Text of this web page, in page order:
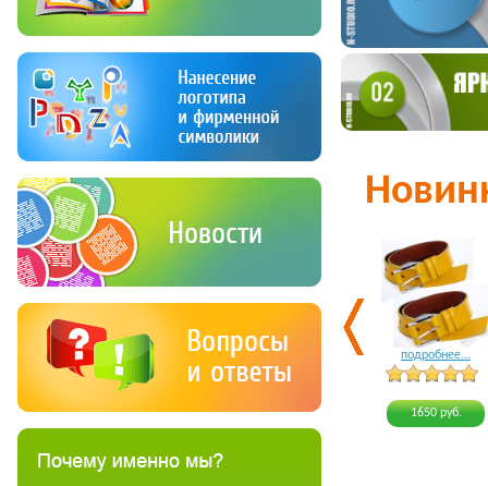
подробнее...
1650 руб.